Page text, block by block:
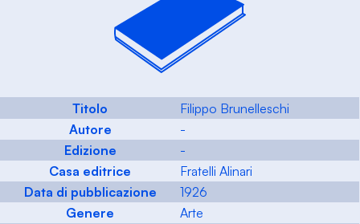
Titolo
Filippo Brunelleschi
Autore
-
Edizione
-
Casa editrice
Fratelli Alinari
Data di pubblicazione
1926
Genere
Arte